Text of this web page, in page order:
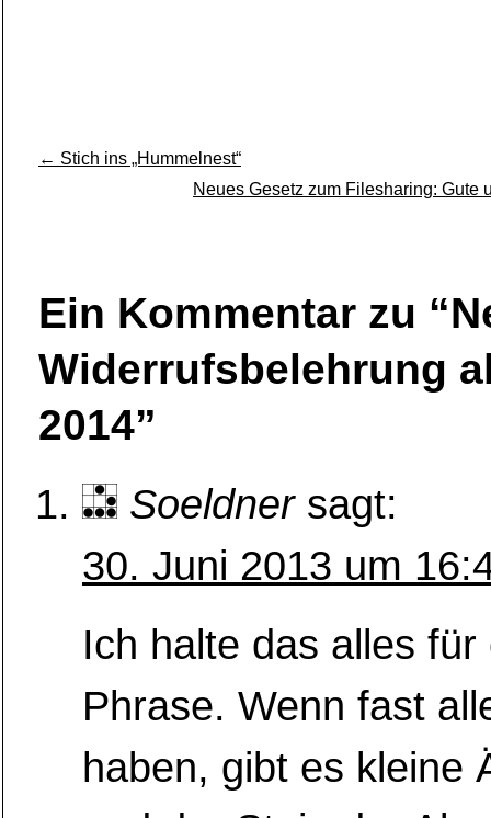
← Stich ins „Hummelnest“
Neues Gesetz zum Filesharing: Gute
Ein Kommentar zu
Widerrufsbelehrung
2014”
Soeldner sagt:
30. Juni 2013 um
Ich halte das alles für
Phrase. Wenn fast
haben, gibt es kleine